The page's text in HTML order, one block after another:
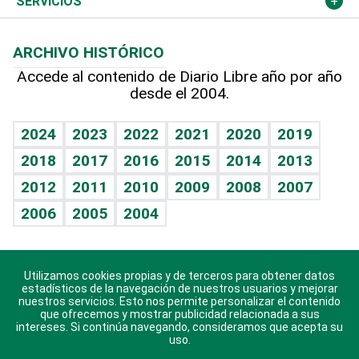
Hablando con el pediatra
Vida y familia
Eñe
Celebrando la vida
Sin complejos
En pocas palabras
Escuchando al corazón
Economía Personal
Línea de hit
TBT Deportivo
Más firmas
Hecho en casa
Guía del dinero
Cumpleaños
Horóscopos
Crucigramas
ARCHIVO HISTÓRICO
Accede al contenido de Diario Libre año por año
desde el 2004.
2024 2023 2022 2021 2020
2019
2018
2017 2016 2015 2014
2013
2012
2011 2010 2009 2008
2007
2006
2005 2004
Descarga nuestras aplicaciones para Android, iOS y
sistema Huawei.
Utilizamos cookies propias y de terceros para obtener datos
estadísticos de la navegación de nuestros usuarios y mejorar
nuestros servicios. Esto nos permite personalizar el contenido
que ofrecemos y mostrar publicidad relacionada a sus
intereses. Si continúa navegando, consideramos que acepta su
uso.